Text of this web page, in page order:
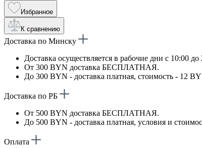
Избранное
К сравнению
Доставка по Минску
Доставка осуществляется в рабочие дни с 10:00 до
От 300 BYN доставка БЕСПЛАТНАЯ.
До 300 BYN - доставка платная, стоимость - 12
Доставка по РБ
От 500 BYN доставка БЕСПЛАТНАЯ.
До 500 BYN - доставка платная, условия и
Оплата